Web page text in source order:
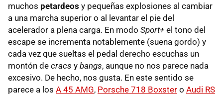
muchos petardeos y pequeñas explosiones al cambiar
a una marcha superior o al levantar el pie del
acelerador a plena carga. En modo Sport+ el tono del
escape se incrementa notablemente (suena gordo) y
cada vez que sueltas el pedal derecho escuchas un
montón de cracs y bangs, aunque no nos parece nada
excesivo. De hecho, nos gusta. En este sentido se
parece a los A 45 AMG, Porsche 718 Boxster o Audi RS